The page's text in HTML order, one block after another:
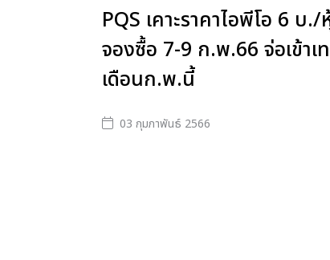
PQS เคาะราคาไอพีโอ 6 บ
จองซื้อ 7-9 ก.พ.66 จ่อเข้าเ
เดือนก.พ.นี้
03 กุมภาพันธ์ 2566